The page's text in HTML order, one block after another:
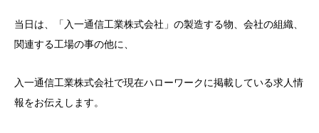
当日は、「入一通信工業株式会社」の製造する物、会社の組織、
関連する工場の事の他に、
入一通信工業株式会社で現在ハローワークに掲載している求人情
報をお伝えします。